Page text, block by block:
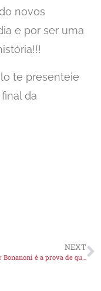
novos
e por ser uma
te presenteie
da
NEXT
João Vitor Bonanoni é a prova de que sonhos se realizam!